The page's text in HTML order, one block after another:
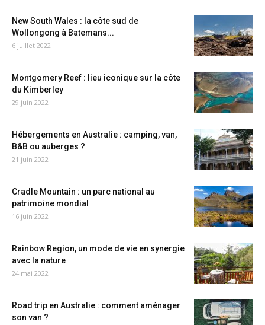
New South Wales : la côte sud de
Wollongong à Batemans...
6 juillet 2022
Montgomery Reef : lieu iconique sur la côte
du Kimberley
29 juin 2022
Hébergements en Australie : camping, van,
B&B ou auberges ?
21 juin 2022
Cradle Mountain : un parc national au
patrimoine mondial
16 juin 2022
Rainbow Region, un mode de vie en synergie
avec la nature
24 mai 2022
Road trip en Australie : comment aménager
son van ?